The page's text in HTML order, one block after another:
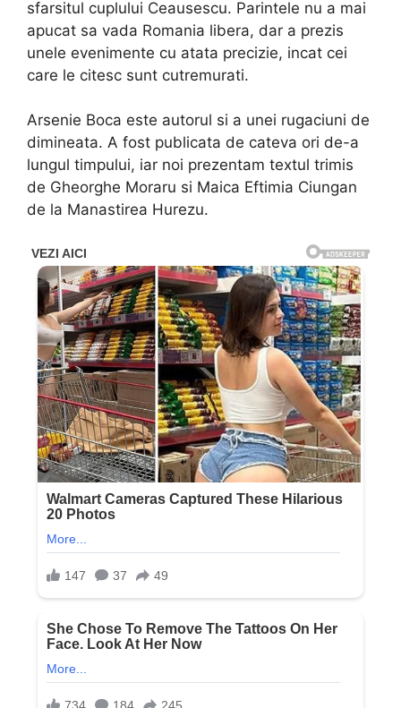
sfarsitul cuplului Ceausescu. Parintele nu a mai
apucat sa vada Romania libera, dar a prezis
unele evenimente cu atata precizie, incat cei
care le citesc sunt cutremurati.
Arsenie Boca este autorul si a unei rugaciuni de
dimineata. A fost publicata de cateva ori de-a
lungul timpului, iar noi prezentam textul trimis
de Gheorghe Moraru si Maica Eftimia Ciungan
de la Manastirea Hurezu.